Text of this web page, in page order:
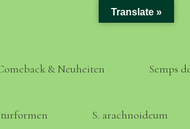
& Neuheiten Semps
S. arachnoideum
Translate »